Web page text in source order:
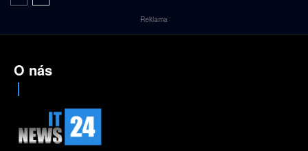
Reklama
O nás